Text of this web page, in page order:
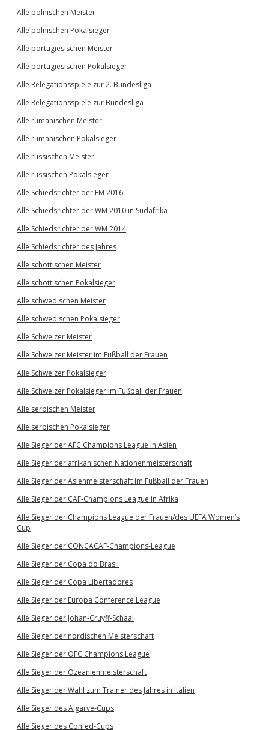
Alle polnischen Meister
Alle polnischen Pokalsieger
Alle portugiesischen Meister
Alle portugiesischen Pokalsieger
Alle Relegationsspiele zur 2. Bundesliga
Alle Relegationsspiele zur Bundesliga
Alle rumänischen Meister
Alle rumänischen Pokalsieger
Alle russischen Meister
Alle russischen Pokalsieger
Alle Schiedsrichter der EM 2016
Alle Schiedsrichter der WM 2010 in Südafrika
Alle Schiedsrichter der WM 2014
Alle Schiedsrichter des Jahres
Alle schottischen Meister
Alle schottischen Pokalsieger
Alle schwedischen Meister
Alle schwedischen Pokalsieger
Alle Schweizer Meister
Alle Schweizer Meister im Fußball der Frauen
Alle Schweizer Pokalsieger
Alle Schweizer Pokalsieger im Fußball der Frauen
Alle serbischen Meister
Alle serbischen Pokalsieger
Alle Sieger der AFC Champions League in Asien
Alle Sieger der afrikanischen Nationenmeisterschaft
Alle Sieger der Asienmeisterschaft im Fußball der Frauen
Alle Sieger der CAF-Champions League in Afrika
Alle Sieger der Champions League der Frauen/des UEFA Women’s
Cup
Alle Sieger der CONCACAF-Champions-League
Alle Sieger der Copa do Brasil
Alle Sieger der Copa Libertadores
Alle Sieger der Europa Conference League
Alle Sieger der Johan-Cruyff-Schaal
Alle Sieger der nordischen Meisterschaft
Alle Sieger der OFC Champions League
Alle Sieger der Ozeanienmeisterschaft
Alle Sieger der Wahl zum Trainer des Jahres in Italien
Alle Sieger des Algarve-Cups
Alle Sieger des Confed-Cups